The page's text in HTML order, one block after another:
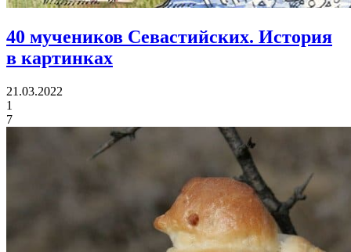
40 мучеников Севастийских. История
в картинках
21.03.2022
1
7